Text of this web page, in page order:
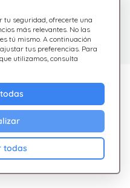
tu seguridad, ofrecerte una
más relevantes. No las
tú mismo. A continuación
tus preferencias. Para
utilizamos, consulta
todas
Consulta nuestras
preguntas frecuentes